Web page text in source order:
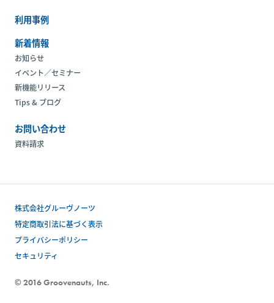
利用事例
新着情報
お知らせ
イベント／セミナー
新機能リリース
Tips & ブログ
お問い合わせ
資料請求
株式会社グルーヴノーツ
特定商取引法に基づく表示
プライバシーポリシー
セキュリティ
© 2016 Groovenauts, Inc.